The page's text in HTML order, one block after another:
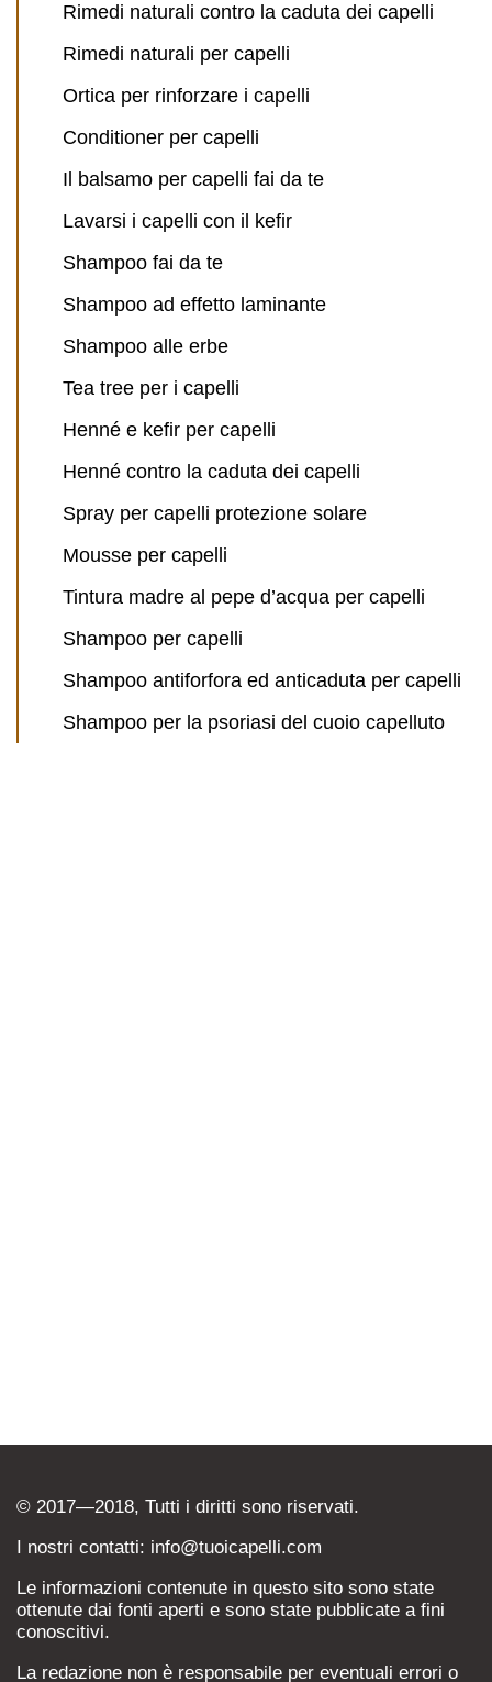
Rimedi naturali contro la caduta dei capelli
Rimedi naturali per capelli
Ortica per rinforzare i capelli
Conditioner per capelli
Il balsamo per capelli fai da te
Lavarsi i capelli con il kefir
Shampoo fai da te
Shampoo ad effetto laminante
Shampoo alle erbe
Tea tree per i capelli
Henné e kefir per capelli
Henné contro la caduta dei capelli
Spray per capelli protezione solare
Mousse per capelli
Tintura madre al pepe d’acqua per capelli
Shampoo per capelli
Shampoo antiforfora ed anticaduta per capelli
Shampoo per la psoriasi del cuoio capelluto
© 2017—2018, Tutti i diritti sono riservati.
I nostri contatti: info@tuoicapelli.com
Le informazioni contenute in questo sito sono state
ottenute dai fonti aperti e sono state pubblicate a fini
conoscitivi.
La redazione non è responsabile per eventuali errori o